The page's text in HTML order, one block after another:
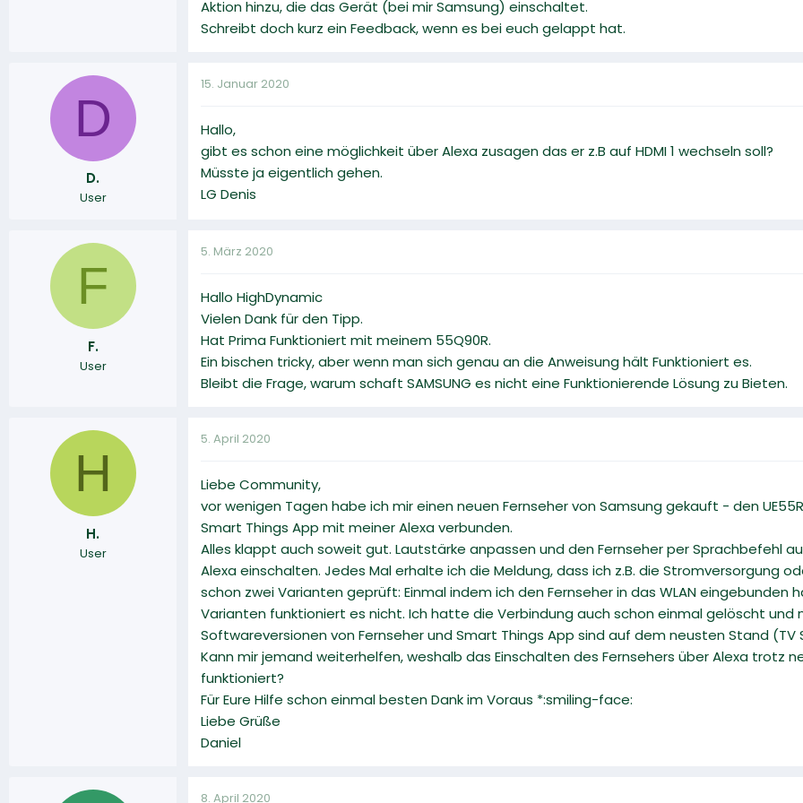
Aktion hinzu, die das Gerät (bei mir Samsung) einschaltet.
Schreibt doch kurz ein Feedback, wenn es bei euch gelappt hat.
D
D.
User
15. Januar 2020
Hallo,
gibt es schon eine möglichkeit über Alexa zusagen das er z.B auf HDMI 1 wechseln soll?
Müsste ja eigentlich gehen.
LG Denis
F
F.
User
5. März 2020
Hallo HighDynamic
Vielen Dank für den Tipp.
Hat Prima Funktioniert mit meinem 55Q90R.
Ein bischen tricky, aber wenn man sich genau an die Anweisung hält Funktioniert es.
Bleibt die Frage, warum schaft SAMSUNG es nicht eine Funktionierende Lösung zu Bieten.
H
H.
User
5. April 2020
Liebe Community,
vor wenigen Tagen habe ich mir einen neuen Fernseher von Samsung gekauft - den
Smart Things App mit meiner Alexa verbunden.
Alles klappt auch soweit gut. Lautstärke anpassen und den Fernseher per Sprachbefehl
Alexa einschalten. Jedes Mal erhalte ich die Meldung, dass ich z.B. die Stromversorgung
schon zwei Varianten geprüft: Einmal indem ich den Fernseher in das WLAN eingebunden
Varianten funktioniert es nicht. Ich hatte die Verbindung auch schon einmal gelöscht und
Softwareversionen von Fernseher und Smart Things App sind auf dem neusten Stand (TV
Kann mir jemand weiterhelfen, weshalb das Einschalten des Fernsehers über Alexa trotz
funktioniert?
Für Eure Hilfe schon einmal besten Dank im Voraus *:smiling-face:
Liebe Grüße
Daniel
8. April 2020